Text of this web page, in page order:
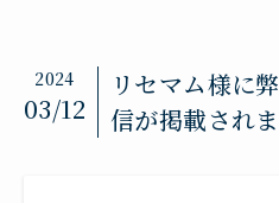
2024
03/12
リセマム様に
信が掲載され